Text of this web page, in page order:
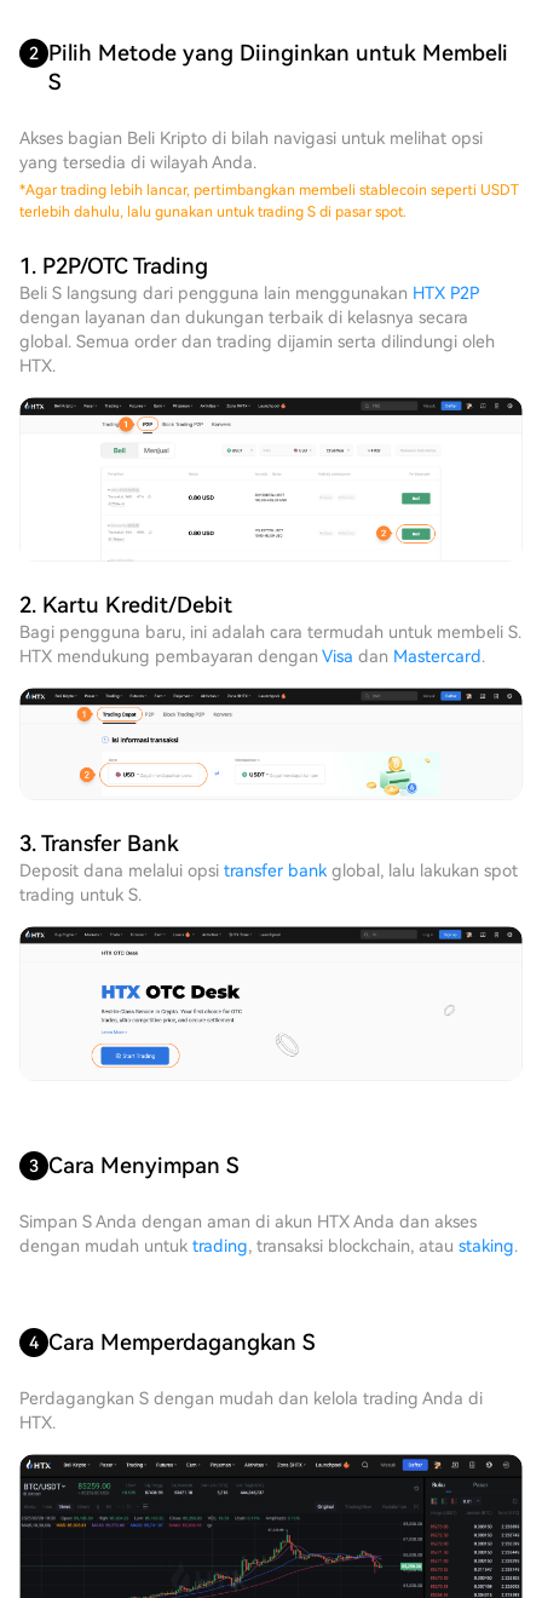
2 Pilih Metode yang Diinginkan untuk Membeli
S
Akses bagian Beli Kripto di bilah navigasi untuk melihat opsi
yang tersedia di wilayah Anda.
*Agar trading lebih lancar, pertimbangkan membeli stablecoin seperti USDT
terlebih dahulu, lalu gunakan untuk trading S di pasar spot.
1. P2P/OTC Trading
Beli S langsung dari pengguna lain menggunakan HTX P2P
dengan layanan dan dukungan terbaik di kelasnya secara
global. Semua order dan trading dijamin serta dilindungi oleh
HTX.
2. Kartu Kredit/Debit
Bagi pengguna baru, ini adalah cara termudah untuk membeli S.
HTX mendukung pembayaran dengan Visa dan Mastercard.
3. Transfer Bank
Deposit dana melalui opsi transfer bank global, lalu lakukan spot
trading untuk S.
3 Cara Menyimpan S
Simpan S Anda dengan aman di akun HTX Anda dan akses
dengan mudah untuk trading, transaksi blockchain, atau staking.
4 Cara Memperdagangkan S
Perdagangkan S dengan mudah dan kelola trading Anda di
HTX.